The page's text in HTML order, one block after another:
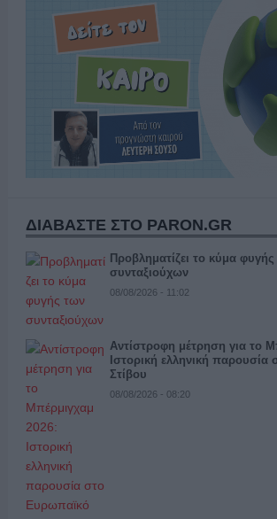
ΔΙΑΒΑΣΤΕ ΣΤΟ PARON.GR
Προβληματίζει το κύμα
συνταξιούχων
08/08/2026 - 11:02
Αντίστροφη μέτρηση για το
Ιστορική ελληνική
Στίβου
08/08/2026 - 08:20